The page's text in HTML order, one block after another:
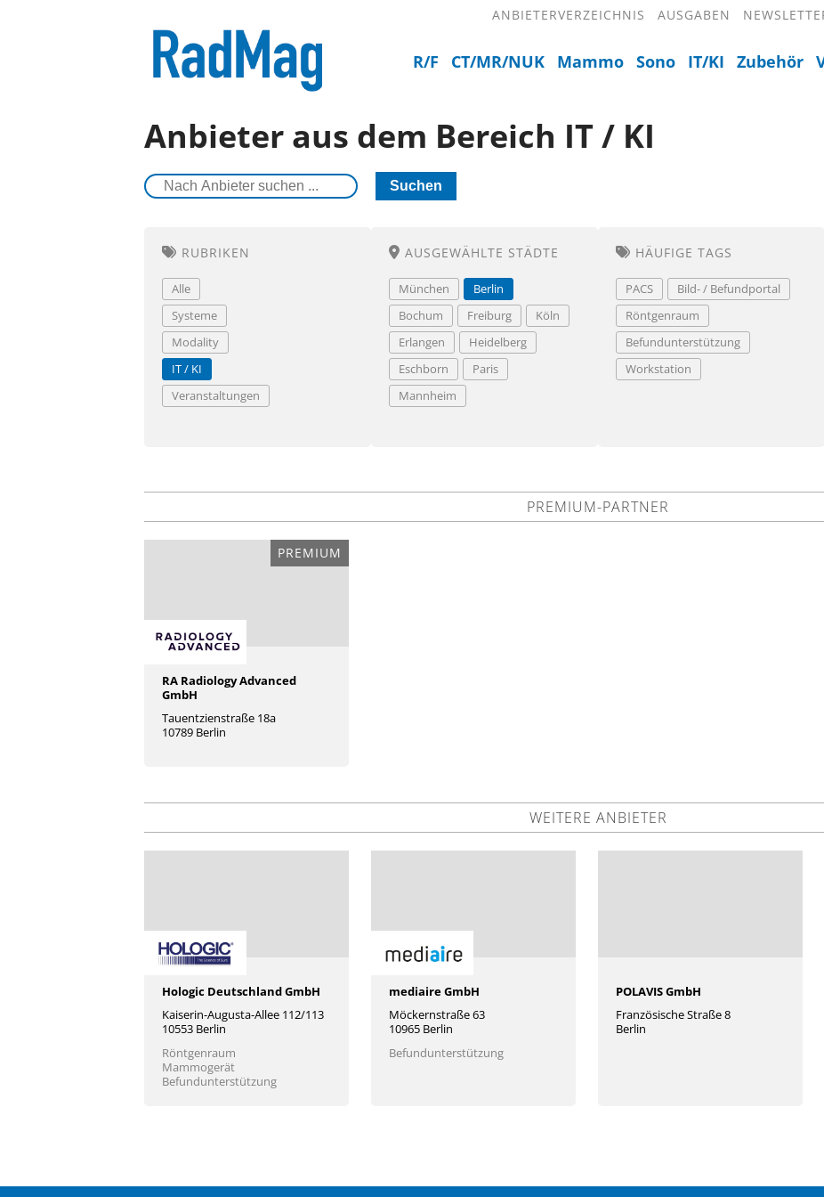
ANBIETERVERZEICHNIS AUSGABEN
R/F CT/MR/NUK Mammo Sono IT/KI Zubehör
Anbieter aus dem Bereich IT / KI
Suchen
RUBRIKEN
Alle
Systeme
Modality
IT / KI
Veranstaltungen
AUSGEWÄHLTE STÄDTE
München
Berlin
Bochum
Freiburg
Köln
Erlangen
Heidelberg
Eschborn
Paris
Mannheim
HÄUFIGE TAGS
PACS
Bild- / Befundportal
Röntgenraum
Befundunterstützung
Workstation
PREMIUM-PARTNER
PREMIUM
RA Radiology Advanced
GmbH
Tauentzienstraße 18a
10789 Berlin
WEITERE ANBIETER
Hologic Deutschland GmbH
Kaiserin-Augusta-Allee 112/113
10553 Berlin
Röntgenraum
Mammogerät
Befundunterstützung
mediaire GmbH
Möckernstraße 63
10965 Berlin
Befundunterstützung
POLAVIS GmbH
Französische Straße 8
Berlin